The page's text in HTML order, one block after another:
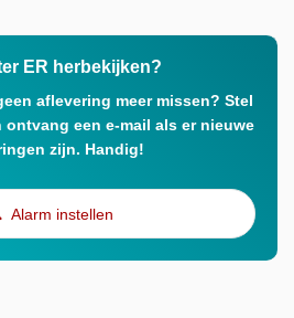
ER herbekijken?
aflevering meer missen? Stel
ontvang een e-mail als er nieuwe
zijn. Handig!
Alarm instellen